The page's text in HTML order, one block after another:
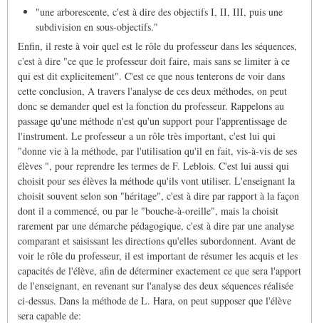
"une arborescente, c'est à dire des objectifs I, II, III, puis une
subdivision en sous-objectifs."
Enfin, il reste à voir quel est le rôle du professeur dans les séquences,
c'est à dire "ce que le professeur doit faire, mais sans se limiter à ce
qui est dit explicitement". C'est ce que nous tenterons de voir dans
cette conclusion, A travers l'analyse de ces deux méthodes, on peut
donc se demander quel est la fonction du professeur. Rappelons au
passage qu'une méthode n'est qu'un support pour l'apprentissage de
l'instrument. Le professeur a un rôle très important, c'est lui qui
"donne vie à la méthode, par l'utilisation qu'il en fait, vis-à-vis de ses
élèves ", pour reprendre les termes de F. Leblois. C'est lui aussi qui
choisit pour ses élèves la méthode qu'ils vont utiliser. L'enseignant la
choisit souvent selon son "héritage", c'est à dire par rapport à la façon
dont il a commencé, ou par le "bouche-à-oreille", mais la choisit
rarement par une démarche pédagogique, c'est à dire par une analyse
comparant et saisissant les directions qu'elles subordonnent. Avant de
voir le rôle du professeur, il est important de résumer les acquis et les
capacités de l'élève, afin de déterminer exactement ce que sera l'apport
de l'enseignant, en revenant sur l'analyse des deux séquences réalisée
ci-dessus. Dans la méthode de L. Hara, on peut supposer que l'élève
sera capable de: